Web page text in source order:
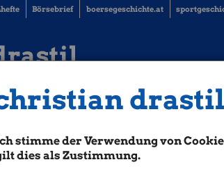
drastil
stimme der Verwendung von
dies als Zustimmung.
Börsebrief boersegeschichte.at
Trends: AT&S, Agrana,
Morning News der Wiener Privatbank: "Die
Der LeitindexATXschloss 0,39 Prozent höher mit